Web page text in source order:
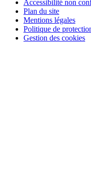
Accessibilité non
Plan du site
Mentions légales
Politique de
Gestion des cookies